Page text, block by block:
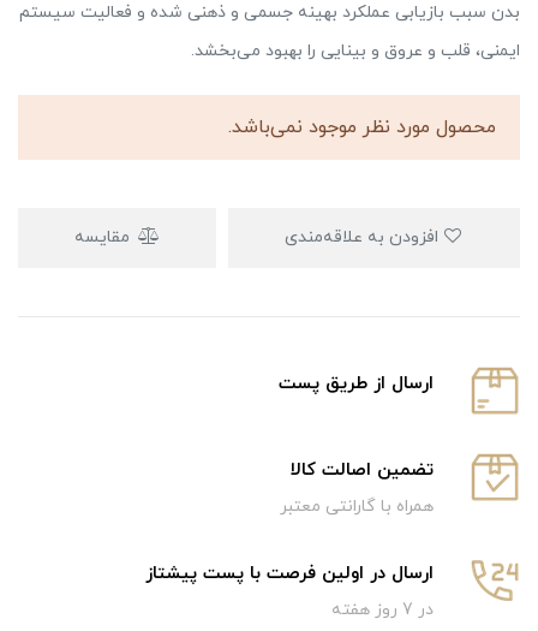
بدن سبب بازیابی عملکرد بهینه جسمی و ذهنی شده و فعالیت سیستم
ایمنی، قلب و عروق و بینایی را بهبود می‌بخشد.
محصول مورد نظر موجود نمی‌باشد.
مقایسه
ارسال از طریق پست
تضمین اصالت کالا
همراه با گارانتی معتبر
ارسال در اولین فرصت با پست پیشتاز
در 7 روز هفته